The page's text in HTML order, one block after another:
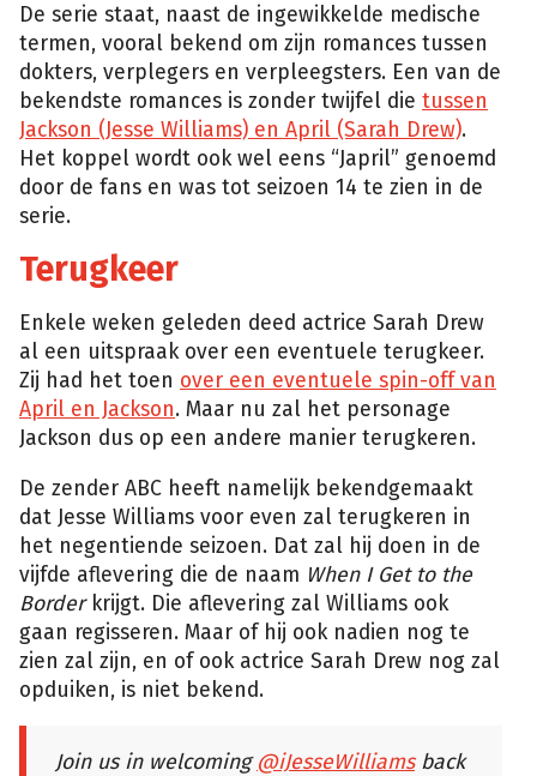
De serie staat, naast de ingewikkelde medische
termen, vooral bekend om zijn romances tussen
dokters, verplegers en verpleegsters. Een van de
bekendste romances is zonder twijfel die tussen
Jackson (Jesse Williams) en April (Sarah Drew).
Het koppel wordt ook wel eens “Japril” genoemd
door de fans en was tot seizoen 14 te zien in de
serie.
Terugkeer
Enkele weken geleden deed actrice Sarah Drew
al een uitspraak over een eventuele terugkeer.
Zij had het toen over een eventuele spin-off van
April en Jackson. Maar nu zal het personage
Jackson dus op een andere manier terugkeren.
De zender ABC heeft namelijk bekendgemaakt
dat Jesse Williams voor even zal terugkeren in
het negentiende seizoen. Dat zal hij doen in de
vijfde aflevering die de naam When I Get to the
Borderkrijgt. Die aflevering zal Williams ook
gaan regisseren. Maar of hij ook nadien nog te
zien zal zijn, en of ook actrice Sarah Drew nog zal
opduiken, is niet bekend.
Join us in welcoming@iJesseWilliamsback